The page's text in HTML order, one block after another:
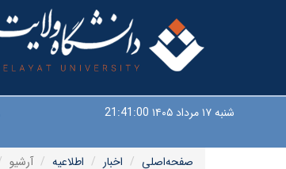
شنبه ۱۷ مرداد ۱۴۰۵ 21:41:01
صفحه‌اصلی اخبار اطلاعیه آرشیو